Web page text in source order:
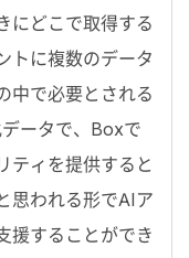
にどこで取得する
トに複数のデータ
中で必要とされる
ータで、 Boxで
ティを提供すると
思われる形でAI ア
援することができ